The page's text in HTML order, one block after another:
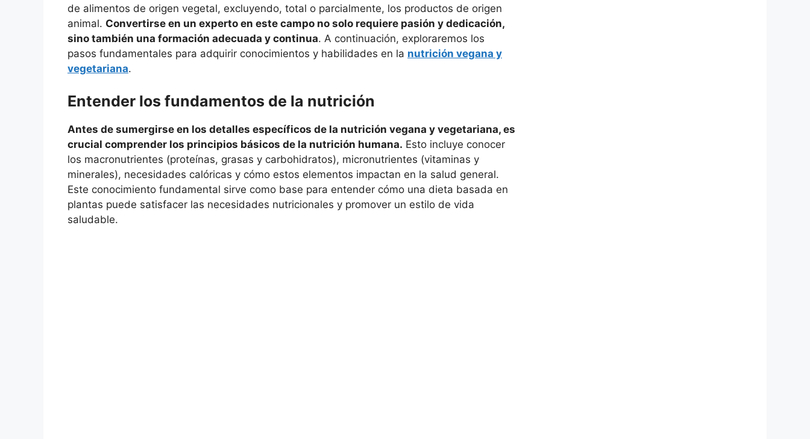
de alimentos de origen vegetal, excluyendo, total o parcialmente, los productos de origen
animal. Convertirse en un experto en este campo no solo requiere pasión y dedicación,
sino también una formación adecuada y continua. A continuación, exploraremos los
pasos fundamentales para adquirir conocimientos y habilidades en la nutrición vegana y
vegetariana.
Entender los fundamentos de la nutrición
Antes de sumergirse en los detalles específicos de la nutrición vegana y vegetariana, es
crucial comprender los principios básicos de la nutrición humana. Esto incluye conocer
los macronutrientes (proteínas, grasas y carbohidratos), micronutrientes (vitaminas y
minerales), necesidades calóricas y cómo estos elementos impactan en la salud general.
Este conocimiento fundamental sirve como base para entender cómo una dieta basada en
plantas puede satisfacer las necesidades nutricionales y promover un estilo de vida
saludable.